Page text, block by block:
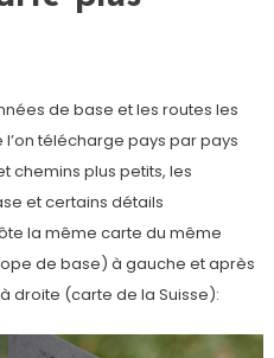
de base et les routes les
télécharge pays par pays
chemins plus petits, les
et certains détails
la même carte du même
de base) à gauche et après
droite (carte de la Suisse):